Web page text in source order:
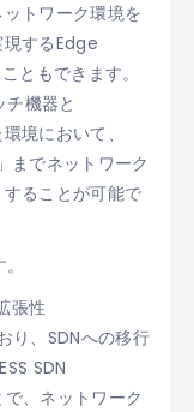
トワーク環境を
するEdge
ともできます。
チ機器と
境において、
でネットワーク
ることが可能で
張性
り、SDNへの移行
SDN
、ネットワーク